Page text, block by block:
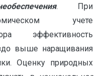
. При
учете
эффективность
выше наращивания
Оценку природных